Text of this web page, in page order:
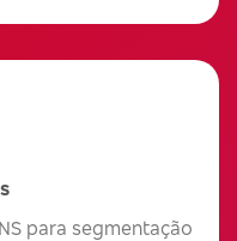
para segmentação